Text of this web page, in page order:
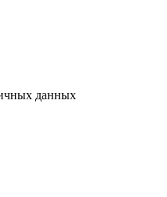
данных